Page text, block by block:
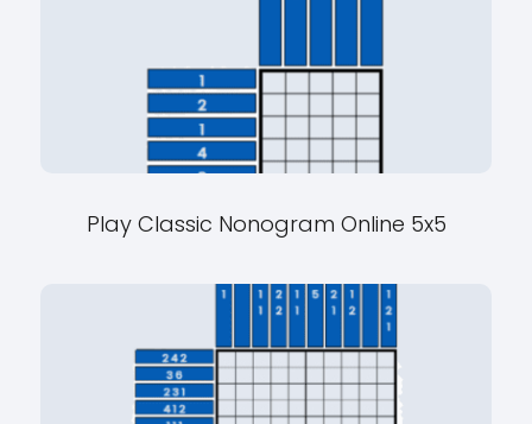
Play Classic Nonogram Online 5x5